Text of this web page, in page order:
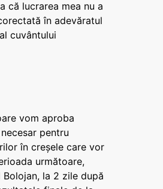
că lucrarea mea nu a
în adevăratul
cuvântului
vom aproba
pentru
în creșele care vor
următoare,
Bolojan, la 2 zile după